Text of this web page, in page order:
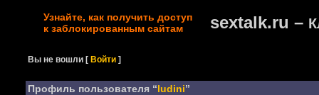
Узнайте, как получить доступ
к заблокированным сайтам
sextalk.ru –
Вы не вошли [Войти ]
Профиль пользователя “ludini”